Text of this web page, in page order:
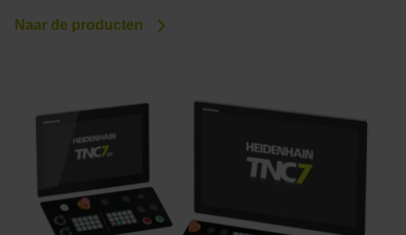
Naar de producten